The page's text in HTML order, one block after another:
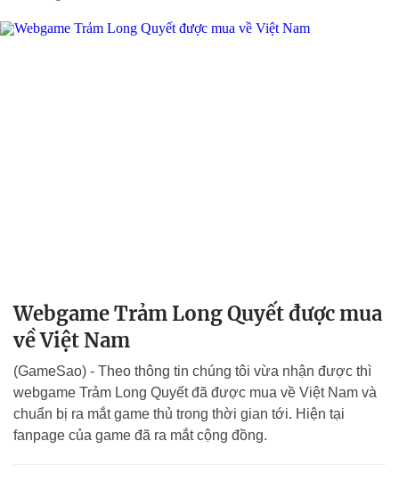
Webgame Trảm Long Quyết được mua
về Việt Nam
(GameSao) - Theo thông tin chúng tôi vừa nhận được thì
webgame Trảm Long Quyết đã được mua về Việt Nam và
chuẩn bị ra mắt game thủ trong thời gian tới. Hiện tại
fanpage của game đã ra mắt cộng đồng.